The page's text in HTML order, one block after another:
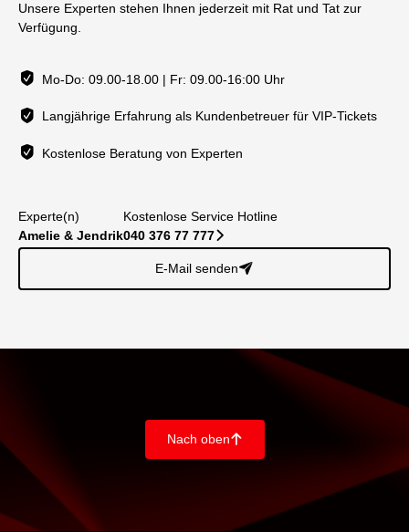
Unsere Experten stehen Ihnen jederzeit mit Rat und Tat zur
Verfügung.
Mo-Do: 09.00-18.00 | Fr: 09.00-16:00 Uhr
Langjährige Erfahrung als Kundenbetreuer für VIP-Tickets
Kostenlose Beratung von Experten
Experte(n)
Amelie & Jendrik
Kostenlose Service Hotline
040 376 77 777􀆊
E-Mail senden􀈠
Nach oben􀄨